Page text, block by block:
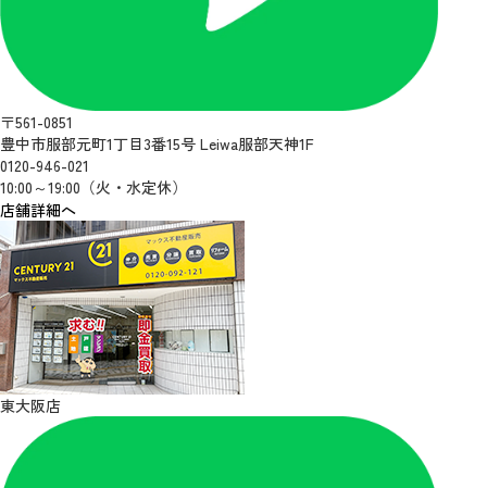
〒561-0851
豊中市服部元町1丁目3番15号 Leiwa服部天神1F
0120-946-021
10:00～19:00（火・水定休）
店舗詳細へ
東大阪店